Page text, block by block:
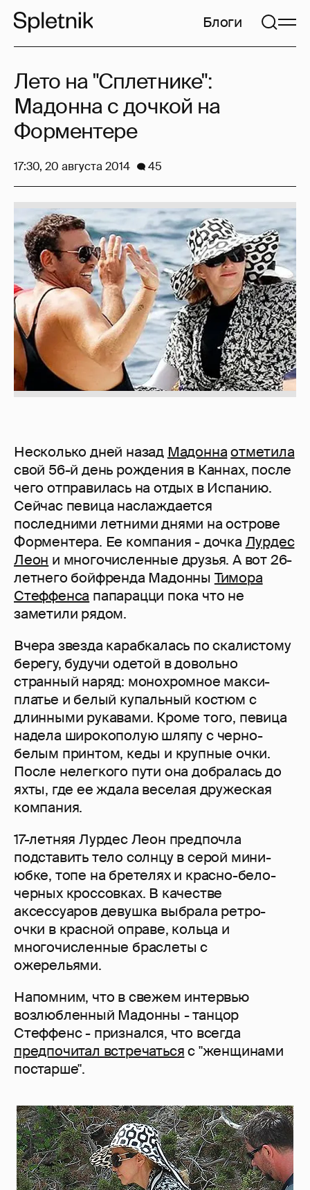
Блоги
Несколько дней назад Мадонна отметила
свой 56-й день рождения в Каннах, после
чего отправилась на отдых в Испанию.
Сейчас певица наслаждается
последними летними днями на острове
Форментера. Ее компания - дочка Лурдес
Леон и многочисленные друзья. А вот 26-
летнего бойфренда Мадонны Тимора
Стеффенса папарацци пока что не
заметили рядом.
Вчера звезда карабкалась по скалистому
берегу, будучи одетой в довольно
странный наряд: монохромное макси-
платье и белый купальный костюм с
длинными рукавами. Кроме того, певица
надела широкополую шляпу с черно-
белым принтом, кеды и крупные очки.
После нелегкого пути она добралась до
яхты, где ее ждала веселая дружеская
компания.
17-летняя Лурдес Леон предпочла
подставить тело солнцу в серой мини-
юбке, топе на бретелях и красно-бело-
черных кроссовках. В качестве
аксессуаров девушка выбрала ретро-
очки в красной оправе, кольца и
многочисленные браслеты с
ожерельями.
Напомним, что в свежем интервью
возлюбленный Мадонны - танцор
Стеффенс - признался, что всегда
предпочитал встречатьсяс "женщинами
постарше".
Лето на "Сплетнике":
Мадонна с дочкой на
Форментере
17:30, 20 августа 2014 45